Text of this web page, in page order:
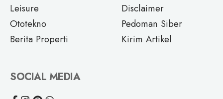
Leisure
Ototekno
Berita Properti
Disclaimer
Pedoman Siber
Kirim Artikel
SOCIAL MEDIA